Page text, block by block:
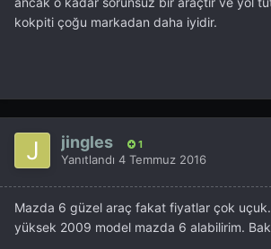
kokpiti çoğu markadan daha iyidir.
jingles 1
Yanıtlandı 4 Temmuz 2016
Mazda 6 güzel araç fakat fiyatlar çok
yüksek 2009 model mazda 6 alabilirim.